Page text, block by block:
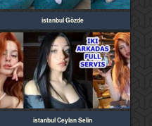
istanbul Gözde
istanbul Ceylan Selin